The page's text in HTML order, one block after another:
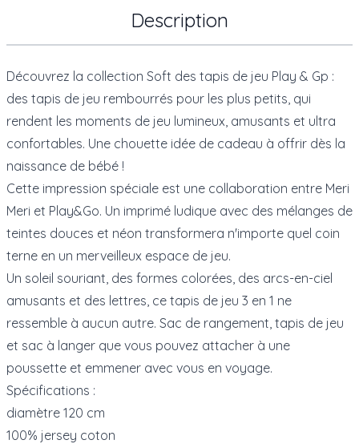
Description
Découvrez la collection Soft des tapis de jeu Play & Gp :
des tapis de jeu rembourrés pour les plus petits, qui
rendent les moments de jeu lumineux, amusants et ultra
confortables. Une chouette idée de cadeau à offrir dès la
naissance de bébé !
Cette impression spéciale est une collaboration entre Meri
Meri et Play&Go. Un imprimé ludique avec des mélanges de
teintes douces et néon transformera n'importe quel coin
terne en un merveilleux espace de jeu.
Un soleil souriant, des formes colorées, des arcs-en-ciel
amusants et des lettres, ce tapis de jeu 3 en 1 ne
ressemble à aucun autre. Sac de rangement, tapis de jeu
et sac à langer que vous pouvez attacher à une
poussette et emmener avec vous en voyage.
Spécifications :
diamètre 120 cm
100% jersey coton